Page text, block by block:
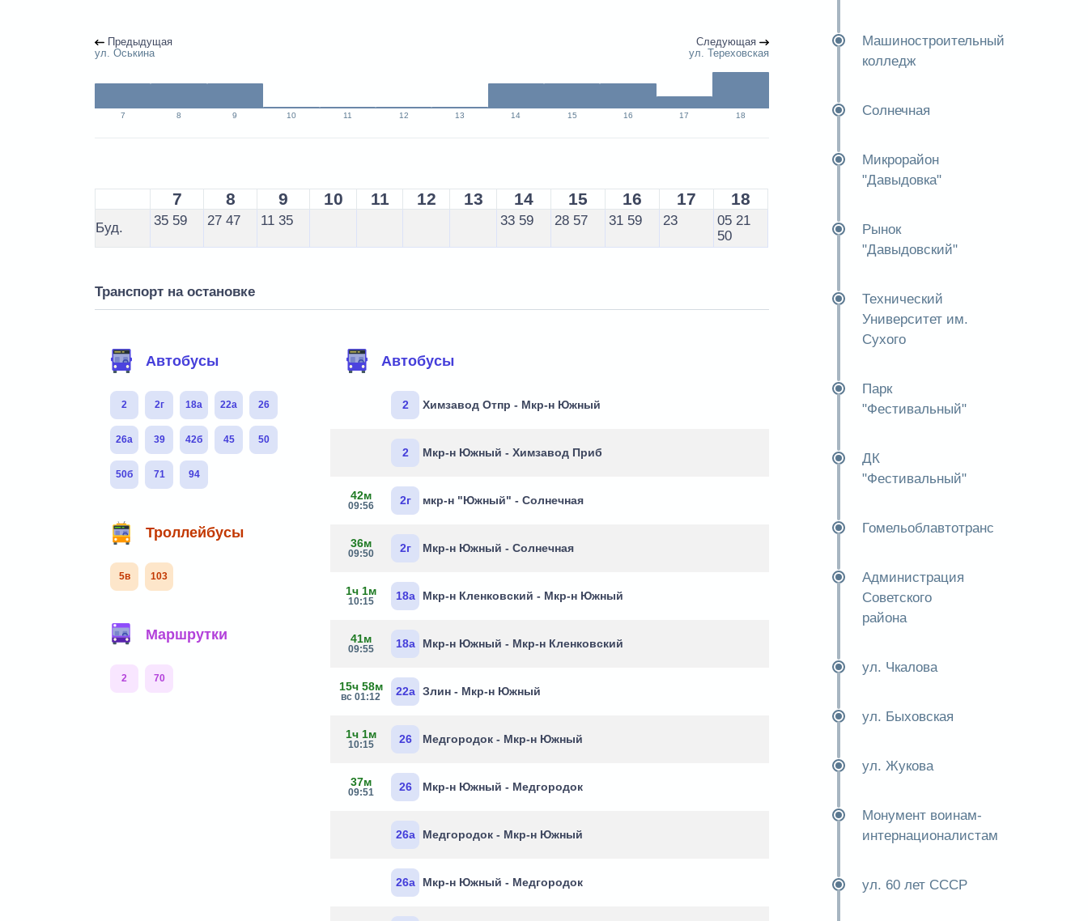
Предыдущая
ул. Оськина
Следующая
ул. Тереховская
7 8 9 10 11 12 13 14 15 16 17 18
7 8 9 10 11 12 13 14 15 16 17 18
Буд. 35 59 27 47 11 35 33 59 28 57 31 59 23 05 21
50
Транспорт на остановке
Автобусы
2 2г 18а 22а 26
26а 39 42б 45 50
50б 71 94
Троллейбусы
5в 103
Маршрутки
2 70
Автобусы
2 Химзавод Отпр - Мкр-н Южный
2 Мкр-н Южный - Химзавод Приб
42м
09:56 2г мкр-н "Южный" - Солнечная
36м
09:50 2г Мкр-н Южный - Солнечная
1ч 1м
10:15 18а Мкр-н Кленковский - Мкр-н Южный
41м
09:55 18а Мкр-н Южный - Мкр-н Кленковский
15ч 58м
вс 01:12 22а Злин - Мкр-н Южный
1ч 1м
10:15 26 Медгородок - Мкр-н Южный
37м
09:51 26 Мкр-н Южный - Медгородок
26а Медгородок - Мкр-н Южный
26а Мкр-н Южный - Медгородок
Машиностроительный
колледж
Солнечная
Микрорайон
"Давыдовка"
Рынок
"Давыдовский"
Технический
Университет им.
Сухого
Парк
"Фестивальный"
ДК
"Фестивальный"
Гомельоблавтотранс
Администрация
Советского
района
ул. Чкалова
ул. Быховская
ул. Жукова
Монумент воинам-
интернационалистам
ул. 60 лет СССР